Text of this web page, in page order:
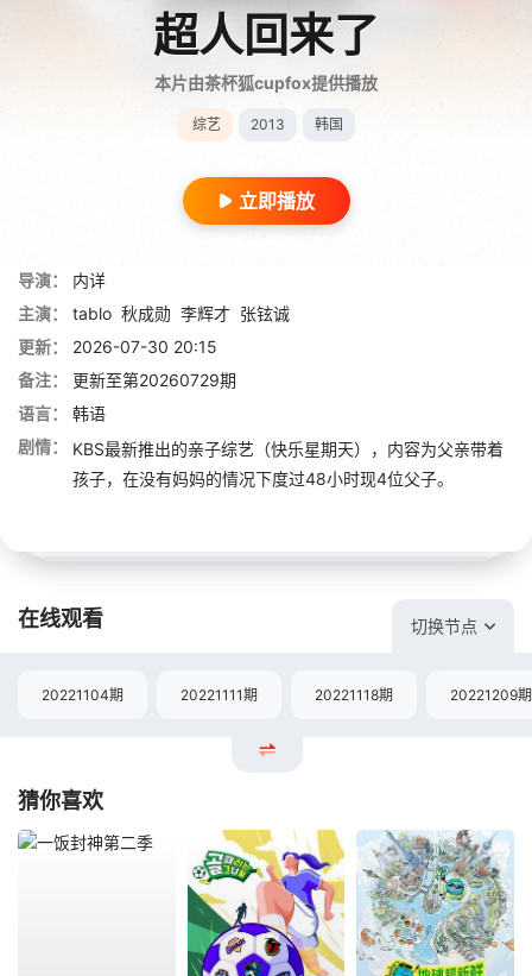
超人回来了
本片由茶杯狐cupfox提供播放
综艺 2013 韩国
立即播放
导演：
内详
主演：
tablo 秋成勋 李辉才 张铉诚
更新：
2026-07-30 20:15
备注：
更新至第20260729期
语言：
韩语
剧情：
KBS最新推出的亲子综艺（快乐星期天），内容为父亲带着
孩子，在没有妈妈的情况下度过48小时现4位父子。
在线观看 切换节点
20221104期 20221111期 20221118期 20221209期
猜你喜欢